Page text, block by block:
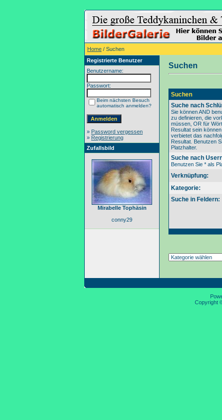
Home / Suchen
Registrierte Benutzer
Benutzername:
Passwort:
Beim nächsten Besuch
automatisch anmelden?
» Password vergessen
» Registrierung
Zufallsbild
Mirabelle Tophäsin
conny29
Suchen
Suchen
Suche nach
Sie können AND
zu definieren, die
müssen, OR für
Resultat sein
verbietet das
Resultat. Benutzen
Platzhalter.
Suche nach
Benutzen Sie * als
Verknüpfung:
Kategorie:
Suche in Feldern:
Copyright